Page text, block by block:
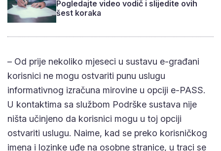
korisnici ne mogu ostvariti punu uslugu
informativnog izračuna mirovine u opciji e-PASS. U
kontaktima sa službom Podrške sustava nije ništa
učinjeno da korisnici mogu u toj opciji ostvariti
uslugu. Naime, kad se preko korisničkog imena i
lozinke uđe na osobne stranice, u traci se pojavi
mogućnost ‘informativnog izračuna mirovine’, ali se